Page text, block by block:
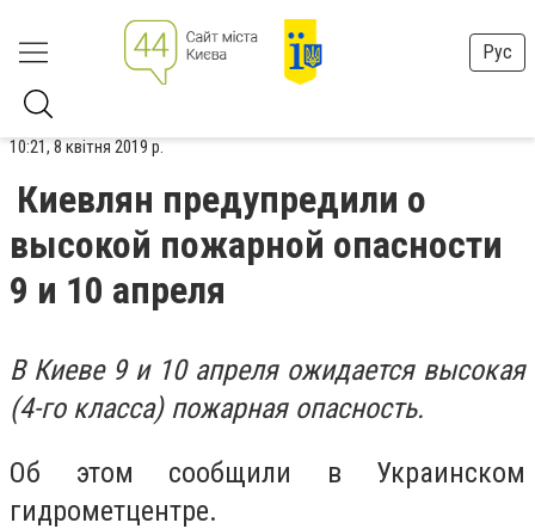
Рус
10:21, 8 квітня 2019 р.
Киевлян предупредили о
высокой пожарной опасности
9 и 10 апреля
В Киеве 9 и 10 апреля ожидается высокая
(4-го класса) пожарная опасность.
Об этом сообщили в Украинском
гидрометцентре.